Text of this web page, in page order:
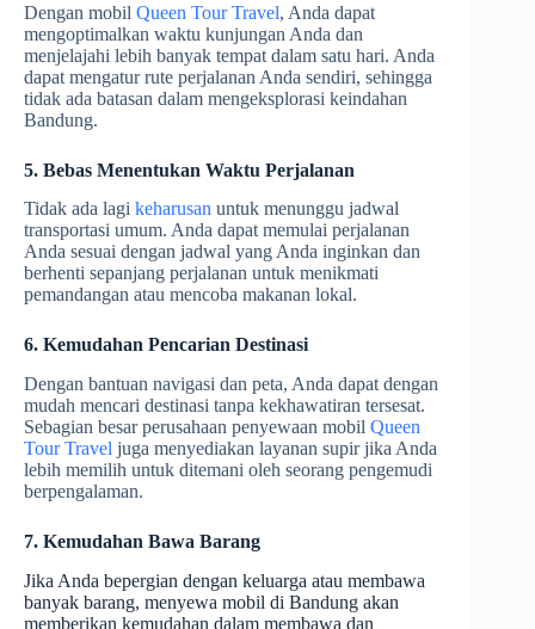
Dengan mobil Queen Tour Travel, Anda dapat
mengoptimalkan waktu kunjungan Anda dan
menjelajahi lebih banyak tempat dalam satu hari. Anda
dapat mengatur rute perjalanan Anda sendiri, sehingga
tidak ada batasan dalam mengeksplorasi keindahan
Bandung.
5. Bebas Menentukan Waktu Perjalanan
Tidak ada lagi keharusan untuk menunggu jadwal
transportasi umum. Anda dapat memulai perjalanan
Anda sesuai dengan jadwal yang Anda inginkan dan
berhenti sepanjang perjalanan untuk menikmati
pemandangan atau mencoba makanan lokal.
6. Kemudahan Pencarian Destinasi
Dengan bantuan navigasi dan peta, Anda dapat dengan
mudah mencari destinasi tanpa kekhawatiran tersesat.
Sebagian besar perusahaan penyewaan mobil Queen
Tour Travel juga menyediakan layanan supir jika Anda
lebih memilih untuk ditemani oleh seorang pengemudi
berpengalaman.
7. Kemudahan Bawa Barang
Jika Anda bepergian dengan keluarga atau membawa
banyak barang, menyewa mobil di Bandung akan
memberikan kemudahan dalam membawa dan